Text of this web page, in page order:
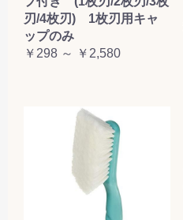
刃/4枚刃) 1枚刃用キャ
ップのみ
￥298 ～ ￥2,580